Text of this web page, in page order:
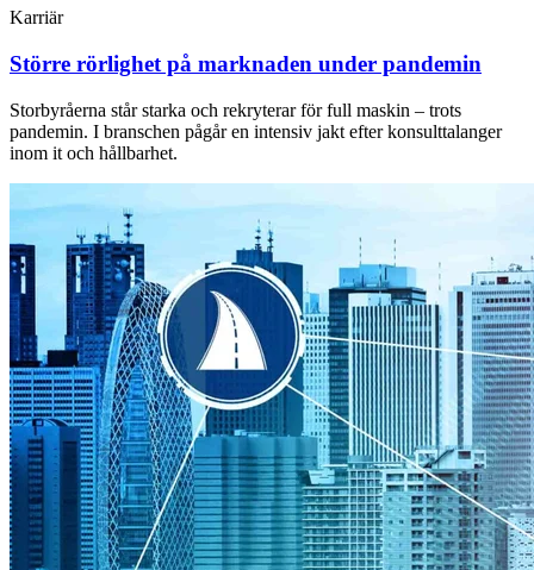
Karriär
Större rörlighet på marknaden under pandemin
Storbyråerna står starka och rekryterar för full maskin – trots
pandemin. I branschen pågår en intensiv jakt efter konsulttalanger
inom it och hållbarhet.